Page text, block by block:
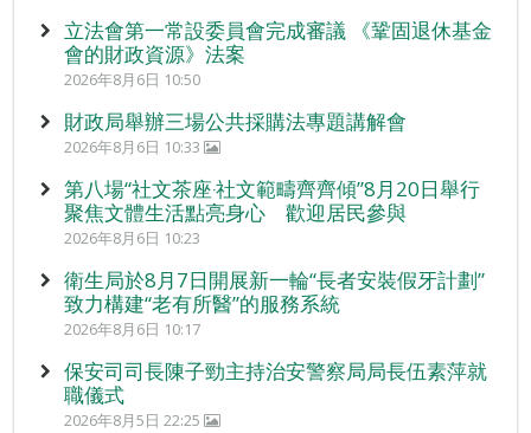
立法會第一常設委員會完成審議 《鞏固退休基金
會的財政資源》法案
2026年8月6日 10:50
財政局舉辦三場公共採購法專題講解會
2026年8月6日 10:33
第八場“社文茶座‧社文範疇齊齊傾”8月20日舉行
聚焦文體生活點亮身心 歡迎居民參與
2026年8月6日 10:23
衛生局於8月7日開展新一輪“長者安裝假牙計劃”
致力構建“老有所醫”的服務系統
2026年8月6日 10:17
保安司司長陳子勁主持治安警察局局長伍素萍就
職儀式
2026年8月5日 22:25